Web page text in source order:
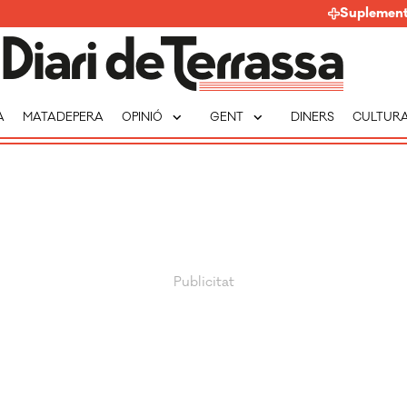
MATADEPERA OPINIÓ expand_more GENT expand_more DINERS